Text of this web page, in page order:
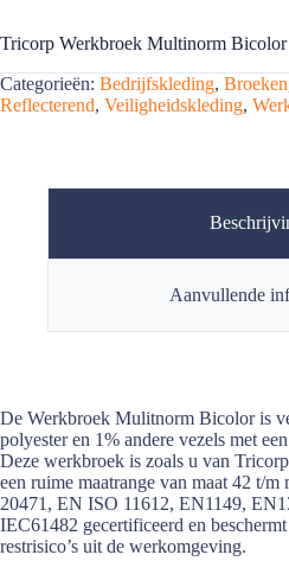
Tricorp Werkbroek Multinorm
Categorieën: Bedrijfskleding, Broeken
Reflecterend, Veiligheidskleding,
Aanvullende
De Werkbroek Mulitnorm Bicolor is
polyester en 1% andere vezels met
Deze werkbroek is zoals u van
een ruime maatrange van maat 42 t/
20471, EN ISO 11612, EN1149,
IEC61482 gecertificeerd en
restrisico’s uit de werkomgeving.